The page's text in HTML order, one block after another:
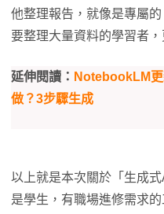
他整理報告，就像是專屬
要整理大量資料的學習者
延伸閱讀： NotebookLM
做？3步驟生成
以上就是本次關於「生成
是學生，有職場進修需求